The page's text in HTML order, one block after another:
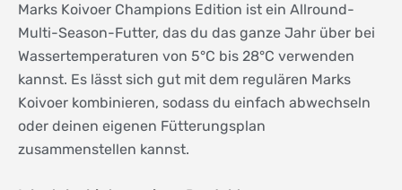
Marks Koivoer Champions Edition ist ein Allround-
Multi-Season-Futter, das du das ganze Jahr über bei
Wassertemperaturen von 5°C bis 28°C verwenden
kannst. Es lässt sich gut mit dem regulären Marks
Koivoer kombinieren, sodass du einfach abwechseln
oder deinen eigenen Fütterungsplan
zusammenstellen kannst.